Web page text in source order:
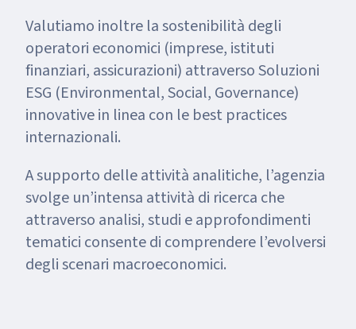
Valutiamo inoltre la sostenibilità degli
operatori economici (imprese, istituti
finanziari, assicurazioni) attraverso Soluzioni
ESG (Environmental, Social, Governance)
innovative in linea con le best practices
internazionali.
A supporto delle attività analitiche, l’agenzia
svolge un’intensa attività di ricerca che
attraverso analisi, studi e approfondimenti
tematici consente di comprendere l’evolversi
degli scenari macroeconomici.